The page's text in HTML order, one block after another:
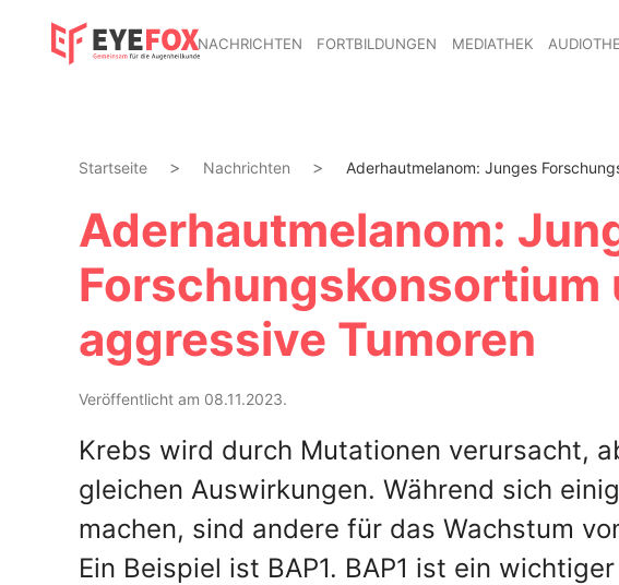
NACHRICHTEN FORTBILDUNGEN MEDIATHEK
Startseite Nachrichten Aderhautmelanom: Junges
Aderhautmelanom:
aggressive Tumoren
Veröffentlicht am 08.11.2023.
Krebs wird durch Mutationen verursacht,
gleichen Auswirkungen. Während sich
machen, sind andere für das Wachstum
Ein Beispiel ist BAP1. BAP1 ist ein